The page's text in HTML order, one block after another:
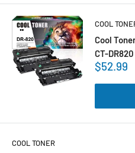
COOL
Cool
CT-
$52.99
COOL TONER